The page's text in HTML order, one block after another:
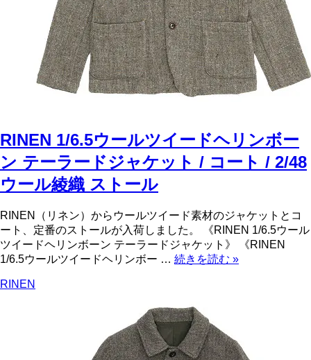
RINEN 1/6.5ウールツイードヘリンボー
ン テーラードジャケット / コート / 2/48
ウール綾織 ストール
RINEN（リネン）からウールツイード素材のジャケットとコ
ート、定番のストールが入荷しました。 《RINEN 1/6.5ウール
ツイードヘリンボーン テーラードジャケット》 《RINEN
1/6.5ウールツイードヘリンボー … 続きを読む »
RINEN